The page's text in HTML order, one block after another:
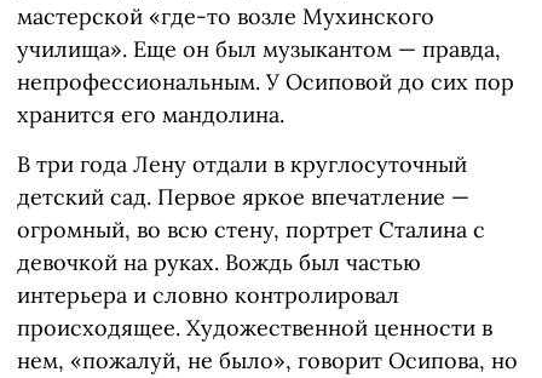
мастерской «где-то возле Мухинского
училища». Еще он был музыкантом — правда,
непрофессиональным. У Осиповой до сих пор
хранится его мандолина.
В три года Лену отдали в круглосуточный
детский сад. Первое яркое впечатление —
огромный, во всю стену, портрет Сталина с
девочкой на руках. Вождь был частью
интерьера и словно контролировал
происходящее. Художественной ценности в
нем, «пожалуй, не было», говорит Осипова, но